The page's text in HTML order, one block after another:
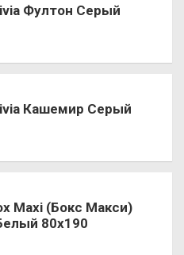
Фултон Серый
Кашемир Серый
Maxi (Бокс Макси)
80х190